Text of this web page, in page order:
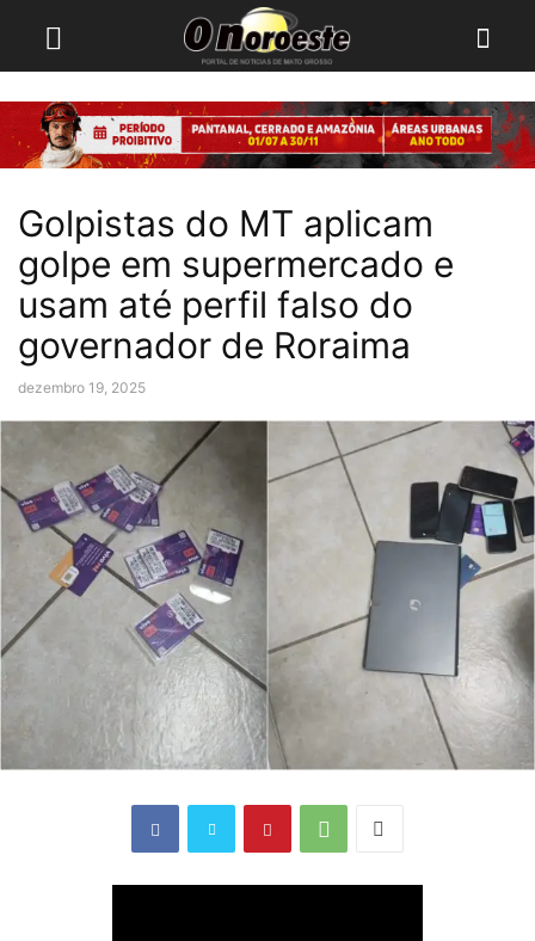
Golpistas do MT aplicam
golpe em supermercado e
usam até perfil falso do
governador de Roraima
dezembro 19, 2025